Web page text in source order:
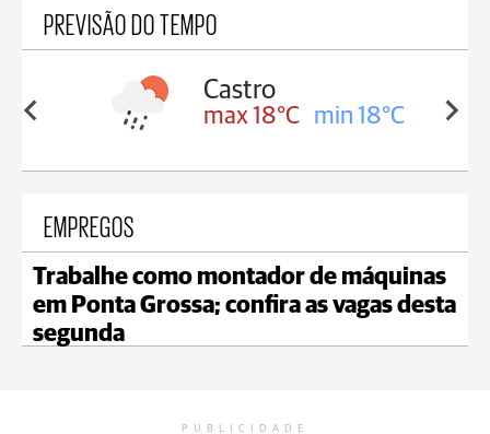
PREVISÃO DO TEMPO
17°C
Castro
max 18°C min 18°C
EMPREGOS
Trabalhe como montador de máquinas
em Ponta Grossa; confira as vagas desta
segunda
PUBLICIDADE